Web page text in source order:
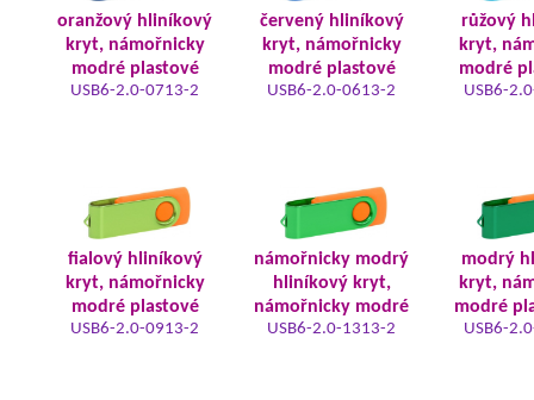
oranžový hliníkový
kryt, námořnicky
modré plastové
USB6-2.0-0713-2
červený hliníkový
kryt, námořnicky
modré plastové
USB6-2.0-0613-2
růžový
kryt,
modré
USB6-
fialový hliníkový
kryt, námořnicky
modré plastové
USB6-2.0-0913-2
námořnicky modrý
hliníkový kryt,
námořnicky modré
USB6-2.0-1313-2
modrý
kryt,
modré
USB6-